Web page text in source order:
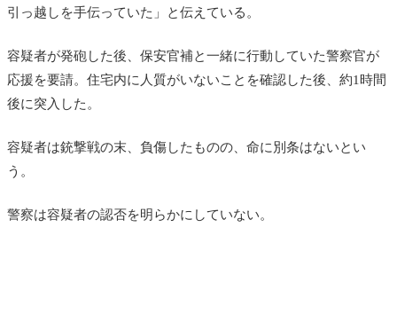
引っ越しを手伝っていた」と伝えている。
容疑者が発砲した後、保安官補と一緒に行動していた警察官が
応援を要請。住宅内に人質がいないことを確認した後、約1時間
後に突入した。
容疑者は銃撃戦の末、負傷したものの、命に別条はないとい
う。
警察は容疑者の認否を明らかにしていない。